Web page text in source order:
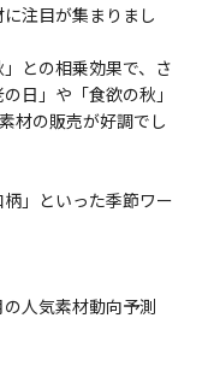
注目が集まりまし
との相乗効果で、さ
日」や「食欲の秋」
材の販売が好調でし
」といった季節ワー
人気素材動向予測